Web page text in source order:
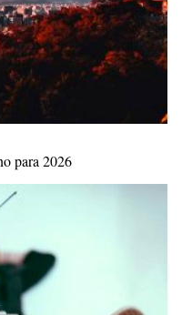
para 2026